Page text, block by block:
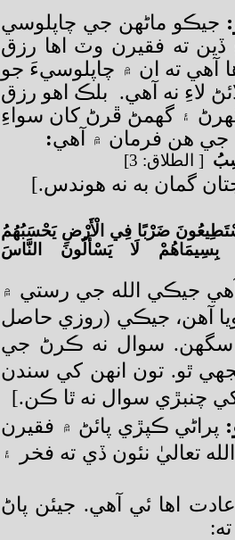
جيڪو ماڻهن جي چاپلوسي
ته فقيرن وٽ اها رزق
ته ان ۾ چاپلوسيءَ جو
لاءِ نه آهي. بلڪ اهو رزق
گھرڻ ۽ گھمڻ ڦرڻ کان سواءِ
جي هن فرمان ۾ آهي:
[ الطلاق: 3]
گمان به نه هوندس.]
ضَرْبًا فِي الْأَرْضِ يَحْسَبُهُمُ
بِسِيمَاهُمْ لَا يَسْأَلُونَ النَّاسَ
آهي جيڪي الله جي رستي ۾
آهن، جيڪي (روزي حاصل
سگھن. سوال نه ڪرڻ جي
ٿو. تون انهن کي سندن
چنبڙي سوال نه ٿا ڪن.]
پراڻي ڪپڙي پائڻ ۾ فقيرن
تعاليٰ نئون ڏي ته فخر ۽
اها ئي آهي. جيئن پاڻ